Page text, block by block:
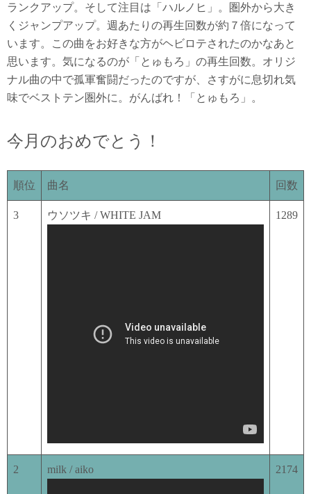
ランクアップ。そして注目は「ハルノヒ」。圏外から大き
くジャンプアップ。週あたりの再生回数が約７倍になって
います。この曲をお好きな方がヘビロテされたのかなあと
思います。気になるのが「とゅもろ」の再生回数。オリジ
ナル曲の中で孤軍奮闘だったのですが、さすがに息切れ気
味でベストテン圏外に。がんばれ！「とゅもろ」。
今月のおめでとう！
順位 曲名 回数
3 ウソツキ / WHITE JAM 1289
2 milk / aiko 2174